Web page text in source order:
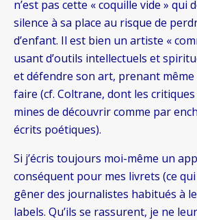
n’est pas cette « coquille vide » qui
silence à sa place au risque de
d’enfant. Il est bien un artiste «
usant d’outils intellectuels et
et défendre son art, prenant
faire (cf. Coltrane, dont les
mines de découvrir comme par
écrits poétiques).
Si j’écris toujours moi-même un
conséquent pour mes livrets (ce
gêner des journalistes habitués à
labels. Qu’ils se rassurent, je ne